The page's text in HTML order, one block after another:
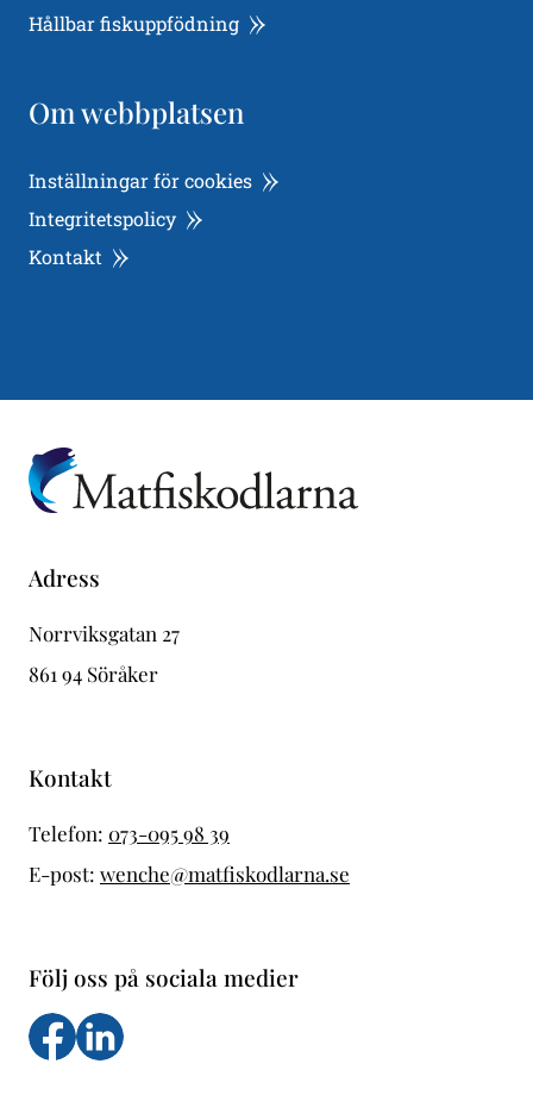
Hållbar fiskuppfödning
Om webbplatsen
Inställningar för cookies
Integritetspolicy
Kontakt
Adress
Norrviksgatan 27
861 94 Söråker
Kontakt
Telefon: 073-095 98 39
E-post: wenche@matfiskodlarna.se
Följ oss på sociala medier
Följ oss på facebook
Följs oss på LinkedIn